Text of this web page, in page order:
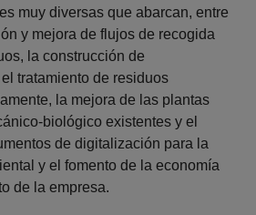
muy diversas que abarcan, entre
y mejora de flujos de recogida
la construcción de
tratamiento de residuos
la mejora de las plantas
biológico existentes y el
de digitalización para la
y el fomento de la economía
de la empresa.